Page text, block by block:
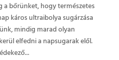
bőrünket, hogy természetes
káros ultraibolya sugárzása
mindig marad olyan
elfedni a napsugarak elől.